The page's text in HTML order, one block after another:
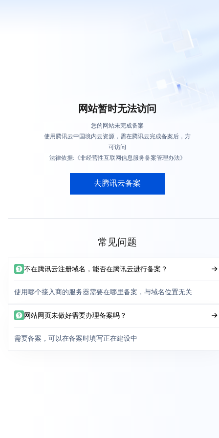
网站暂时无法访问
您的网站未完成备案
使用腾讯云中国境内云资源，需在腾讯云完成备案后，方
可访问
法律依据:《非经营性互联网信息服务备案管理办法》
去腾讯云备案
常见问题
不在腾讯云注册域名，能否在腾讯云进行备案？
使用哪个接入商的服务器需要在哪里备案，与域名位置无关
网站网页未做好需要办理备案吗？
需要备案，可以在备案时填写正在建设中